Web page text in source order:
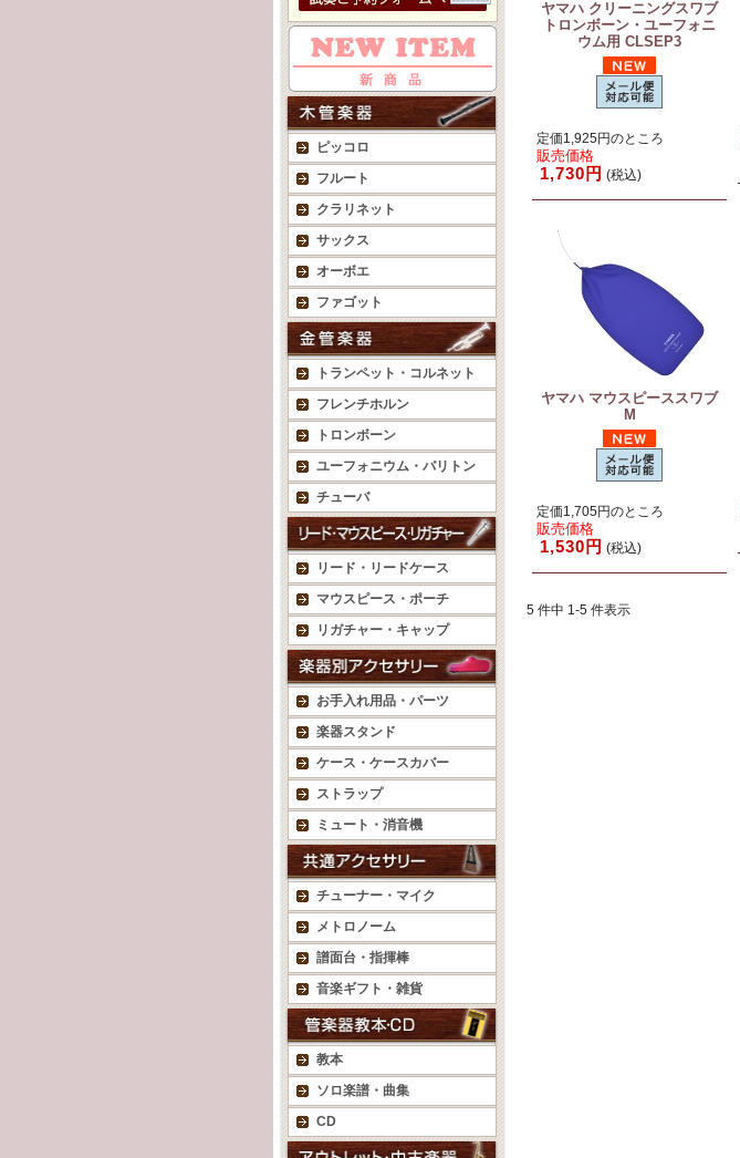
ピッコロ
フルート
クラリネット
サックス
オーボエ
ファゴット
トランペット・コルネット
フレンチホルン
トロンボーン
ユーフォニウム・バリトン
チューバ
リード・リードケース
マウスピース・ポーチ
リガチャー・キャップ
お手入れ用品・パーツ
楽器スタンド
ケース・ケースカバー
ストラップ
ミュート・消音機
チューナー・マイク
メトロノーム
譜面台・指揮棒
音楽ギフト・雑貨
教本
ソロ楽譜・曲集
CD
ヤマハ クリーニングスワブ
トロンボーン・ユーフォニ
ウム用 CLSEP3
定価1,925円のところ
販売価格
1,730円 (税込)
ヤマハ マウスピーススワブ
M
定価1,705円のところ
販売価格
1,530円 (税込)
5 件中 1-5 件表示